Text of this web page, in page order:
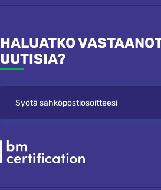
HALUATKO
UUTISIA?